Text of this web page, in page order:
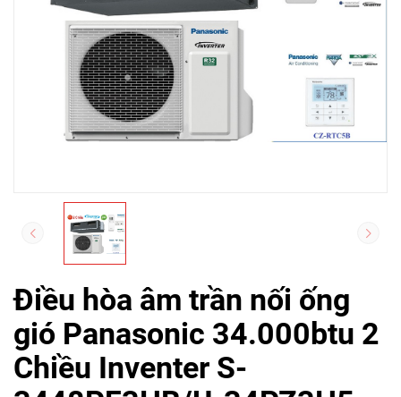
Điều hòa âm trần nối ống
gió Panasonic 34.000btu 2
Chiều Inventer S-